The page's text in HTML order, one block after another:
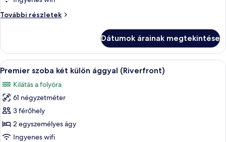
Szoba,
1
(extra
méretű)
franciaágy
(Riverfront)
További részletek
Szoba,
méretű)
franciaágy
(Riverfront)
részletei
Dátumok árainak megtekintése
A
következő
szoba
összes
képének
megtekintése:
Premier
Egy modern szállodaszoba,
6
Premier szoba két külön ággyal (Riverfront)
Kilátás a folyóra
61 négyzetméter
3 férőhely
2 egyszemélyes ágy
Ingyenes wifi